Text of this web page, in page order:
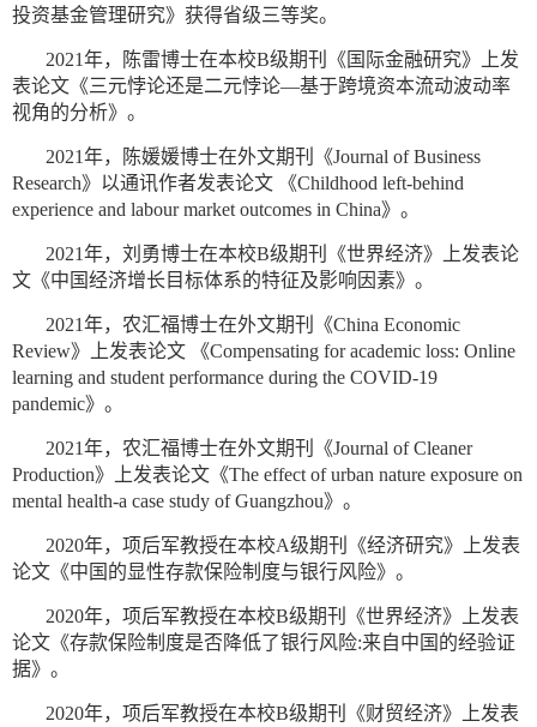
投资基金管理研究》获得省级三等奖。
2021年，陈雷博士在本校B级期刊《国际金融研究》上发
表论文《三元悖论还是二元悖论—基于跨境资本流动波动率
视角的分析》。
2021年，陈媛媛博士在外文期刊《Journal of Business
Research》以通讯作者发表论文 《Childhood left-behind
experience and labour market outcomes in China》。
2021年，刘勇博士在本校B级期刊《世界经济》上发表论
文《中国经济增长目标体系的特征及影响因素》。
2021年，农汇福博士在外文期刊《China Economic
Review》上发表论文 《Compensating for academic loss: Online
learning and student performance during the COVID-19
pandemic》。
2021年，农汇福博士在外文期刊《Journal of Cleaner
Production》上发表论文《The effect of urban nature exposure on
mental health-a case study of Guangzhou》。
2020年，项后军教授在本校A级期刊《经济研究》上发表
论文《中国的显性存款保险制度与银行风险》。
2020年，项后军教授在本校B级期刊《世界经济》上发表
论文《存款保险制度是否降低了银行风险:来自中国的经验证
据》。
2020年，项后军教授在本校B级期刊《财贸经济》上发表